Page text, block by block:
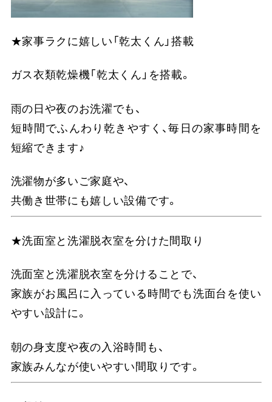
★家事ラクに嬉しい「乾太くん」搭載
ガス衣類乾燥機「乾太くん」を搭載。
雨の日や夜のお洗濯でも、
短時間でふんわり乾きやすく、毎日の家事時間を
短縮できます♪
洗濯物が多いご家庭や、
共働き世帯にも嬉しい設備です。
★洗面室と洗濯脱衣室を分けた間取り
洗面室と洗濯脱衣室を分けることで、
家族がお風呂に入っている時間でも洗面台を使い
やすい設計に。
朝の身支度や夜の入浴時間も、
家族みんなが使いやすい間取りです。